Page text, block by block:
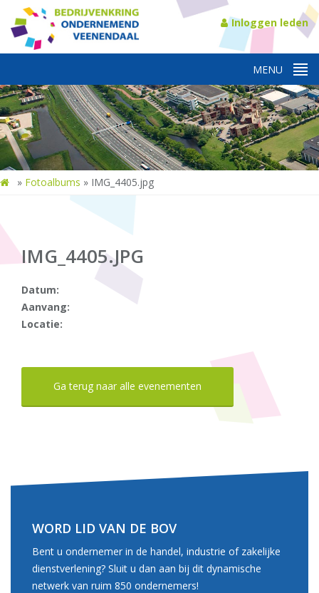
Inloggen leden
» Fotoalbums » IMG_4405.jpg
IMG_4405.JPG
Datum:
Aanvang:
Locatie:
Ga terug naar alle evenementen
WORD LID VAN DE BOV
Bent u ondernemer in de handel, industrie of zakelijke
dienstverlening? Sluit u dan aan bij dit dynamische
netwerk van ruim 850 ondernemers!